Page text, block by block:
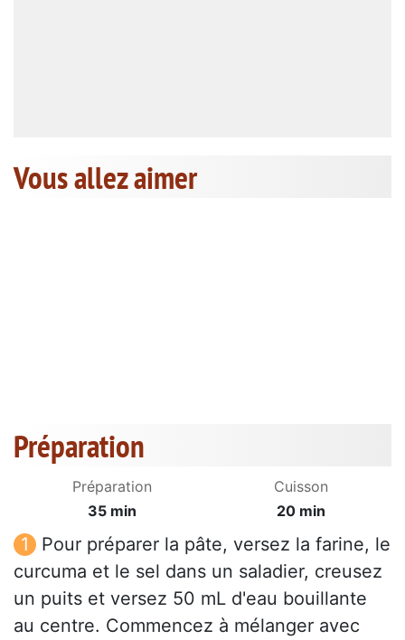
Vous allez aimer
Préparation
Préparation
35 min
Cuisson
20 min
Pour préparer la pâte, versez la farine, le
curcuma et le sel dans un saladier, creusez
un puits et versez 50 mL d'eau bouillante
au centre. Commencez à mélanger avec